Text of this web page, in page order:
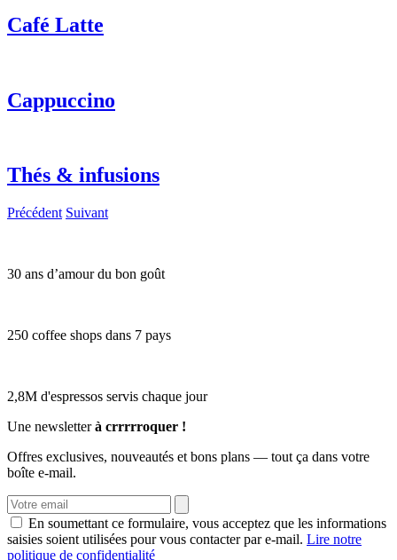
Café Latte
Cappuccino
Thés & infusions
Précédent Suivant
30 ans d’amour du bon goût
250 coffee shops dans 7 pays
2,8M d'espressos servis chaque jour
Une newsletterà crrrrroquer !
Offres exclusives, nouveautés et bons plans — tout ça dans votre
boîte e-mail.
En soumettant ce formulaire, vous acceptez que les informations
saisies soient utilisées pour vous contacter par e-mail. Lire notre
politique de confidentialité